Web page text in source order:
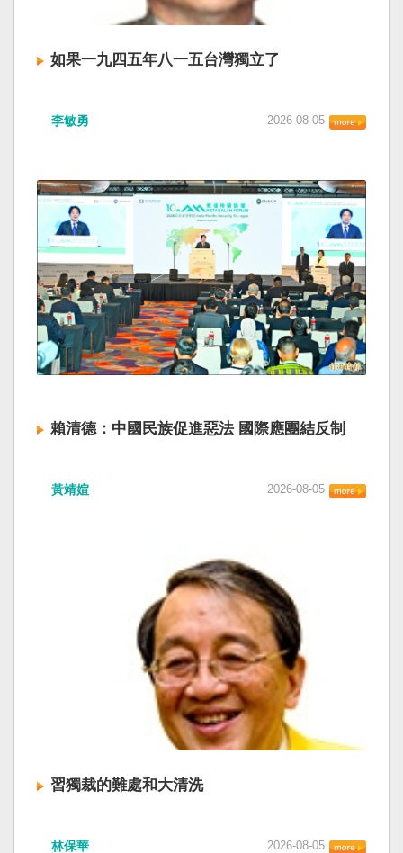
將影響台灣海峽及周邊海域，廣東海事局決定六
日晚間六時起，對經過台灣海峽南口北上船舶實
施交通管制，各船舶必須遵守交通管制要求，聽
從現場海事管理機構指揮。 海巡署昨表示，台灣
自由」原則，中國無任何權利對該水域實施「管
之實的認知作戰，企圖藉海事管制將台海內水
化，予以最嚴厲譴責，並要求中方恪守國際規
範，避免破壞區域的和平穩定。 海巡署同時強
調，將持續運用聯合情監偵手段，全天候掌握我
國周邊海域動態，目前未偵獲中國船舶異常舉
動，亦未接獲航商反映遭到廣播干擾，提醒航經
該海域之商貨輪，如接獲中方廣播時，無需理會
中方要求，並請立即通報相關單位，海巡署將會
採取一切必要手段，確保船舶航行自由與安全。
如果一九四五年八一五台灣獨立了
的歷史就不會有中國國民黨，也不會捲入迄今仍
兩岸已有正常外交，中國也可致力提升國民福
祉。 如果一九四五年八一五台灣獨立了，就像二
戰後許多殖民地選擇獨立，成為杭廷頓第二波民
主化的歷史。獨立的台灣會像脫離日本殖民的韓
國，八一五這一天成為獨立紀念日及光復節。不
同於有國家歷史的朝鮮，台灣是新興國家，開展
自己國家的歷史。台灣沒有像朝鮮的左右路線競
逐政權，造成內戰形成南韓、北朝分裂國家的歷
史。或許會有左右路線政黨，形塑台灣的國家之
路。 如果一九四五年八一五台灣獨立了，一九四
史就會是另一種局面，與台灣無關。台灣沒有中
四五年八一五台灣獨立了，台灣會成為東亞漢字
客家話、原住民各族語也不會被壓迫。 如果一九
四五年八一五台灣獨立了，台灣早已是聯合國會
員國，也不至於迄今仍以國體不明的身分爭取加
入聯合國。當然不會捲入國內戰後兩個中國的鬥
爭。當然也沒有以反共為名、行專政之實的卅八
年戒嚴讓許多政治受難者的母親長期在黑夜哭
泣。 如果一九四五年八一五台灣獨立了，台灣早
已民主化，不必有長期戒嚴體制的壓迫，也沒有
隨中國國民黨從中國流亡到台灣形成的流亡殖民
群落留下來的遺民問題。漢字文化圈的國家台灣
來台也是中國僑民或台灣新住民、新國民，而不
國民養成過程的教育被教導成一個虛構的大國，
李敏勇 2026-08-05
賴清德：中國民族促進惡法 國際應團結反制
「民族團結進步促進法」對各國人民進行政治審
統賴清德昨日於凱達格蘭論壇致詞表示，中國的
「民促法」不僅侵害台灣主權，更透過跨國鎮
壓，對世界各國人民進行政治審查、製造寒蟬效
應，是國際社會應該團結反制的惡法；台灣不會
接受統戰滲透和紅色恐怖、不會坐視中國將壓迫
黑手伸進台灣，或任何自由國家與地區。 不會坐
視北京黑手伸進台灣 賴清德指出，中國上個月不
顧國際反對，實施「民族團結進步促進法」，
「對中政策跨國議會聯盟」（IPAC）隨即發表聲
明，譴責嚴重違反基本人權。他感謝IPAC日本共
同主席中谷元、IPAC執行主任裴倫德昨以行動再
次彰顯這份聲明的立場，很榮幸代表台灣人民接
受IPAC的聲明，台灣會給予堅定的支持，共同捍
黃靖媗 2026-08-05
習獨裁的難處和大清洗
林保華 2026-08-05